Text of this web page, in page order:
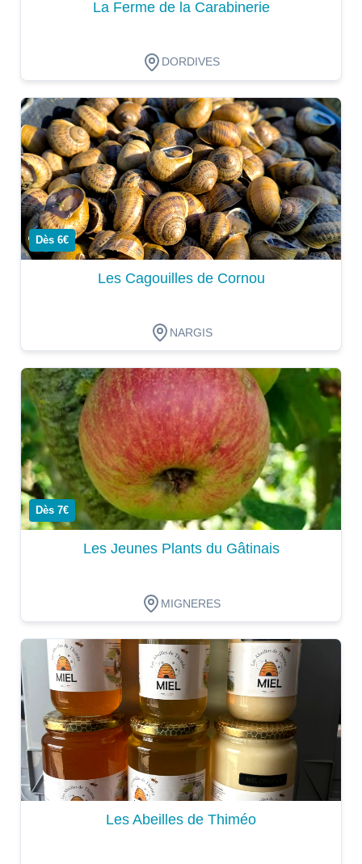
La Ferme de la Carabinerie
DORDIVES
Dégustation
Dès 6€
Les Cagouilles de Cornou
NARGIS
Dégustation
Dès 7€
Les Jeunes Plants du Gâtinais
MIGNERES
Dégustation
Les Abeilles de Thiméo